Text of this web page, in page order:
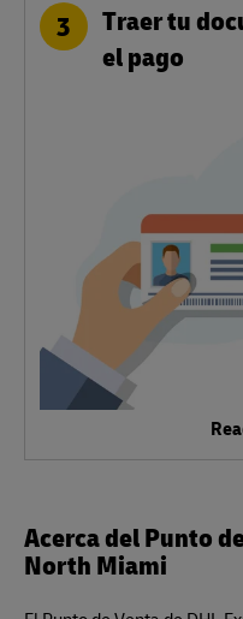
3
Traer tu
el pago
Acerca del Punto
North Miami